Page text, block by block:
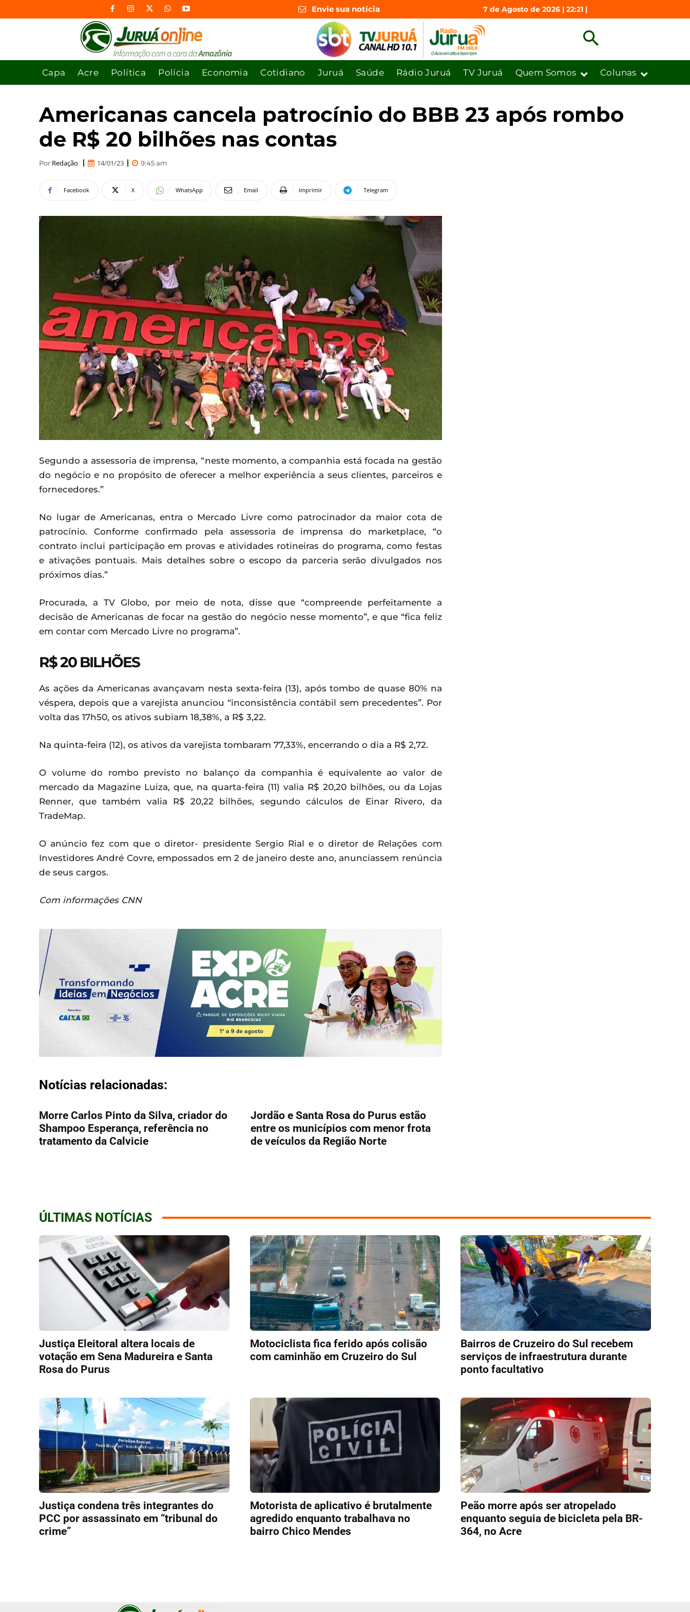
Envie sua notícia 7 de Agosto de 2026 | 22:21 |
Capa Acre Política Polícia Economia Cotidiano Juruá Saúde Rádio Juruá TV Juruá Quem Somos Colunas
Americanas cancela patrocínio do BBB 23 após rombo
de R$ 20 bilhões nas contas
Por Redação 14/01/23 9:45 am
Facebook X WhatsApp Email Imprimir Telegram
Segundo a assessoria de imprensa, “neste momento, a companhia está focada na gestão
do negócio e no propósito de oferecer a melhor experiência a seus clientes, parceiros e
fornecedores.”
No lugar de Americanas, entra o Mercado Livre como patrocinador da maior cota de
patrocínio. Conforme confirmado pela assessoria de imprensa do marketplace, “o
contrato inclui participação em provas e atividades rotineiras do programa, como festas
e ativações pontuais. Mais detalhes sobre o escopo da parceria serão divulgados nos
próximos dias.”
Procurada, a TV Globo, por meio de nota, disse que “compreende perfeitamente a
decisão de Americanas de focar na gestão do negócio nesse momento”, e que “fica feliz
em contar com Mercado Livre no programa”.
R$ 20 BILHÕES
As ações da Americanas avançavam nesta sexta-feira (13), após tombo de quase 80% na
véspera, depois que a varejista anunciou “inconsistência contábil sem precedentes”. Por
volta das 17h50, os ativos subiam 18,38%, a R$ 3,22.
Na quinta-feira (12), os ativos da varejista tombaram 77,33%, encerrando o dia a R$ 2,72.
O volume do rombo previsto no balanço da companhia é equivalente ao valor de
mercado da Magazine Luiza, que, na quarta-feira (11) valia R$ 20,20 bilhões, ou da Lojas
Renner, que também valia R$ 20,22 bilhões, segundo cálculos de Einar Rivero, da
TradeMap.
O anúncio fez com que o diretor- presidente Sergio Rial e o diretor de Relações com
Investidores André Covre, empossados em 2 de janeiro deste ano, anunciassem renúncia
de seus cargos.
Com informações CNN
Notícias relacionadas:
Morre Carlos Pinto da Silva, criador do
Shampoo Esperança, referência no
tratamento da Calvicie
Jordão e Santa Rosa do Purus estão
entre os municípios com menor frota
de veículos da Região Norte
ÚLTIMAS NOTÍCIAS
Justiça Eleitoral altera locais de
votação em Sena Madureira e Santa
Rosa do Purus
Motociclista fica ferido após colisão
com caminhão em Cruzeiro do Sul
Bairros de Cruzeiro do Sul recebem
serviços de infraestrutura durante
ponto facultativo
Justiça condena três integrantes do
PCC por assassinato em “tribunal do
crime”
Motorista de aplicativo é brutalmente
agredido enquanto trabalhava no
bairro Chico Mendes
Peão morre após ser atropelado
enquanto seguia de bicicleta pela BR-
364, no Acre